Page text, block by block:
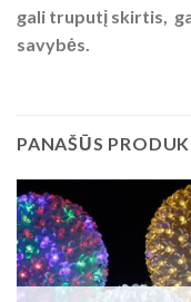
gali truputį skirtis,
savybės.
PANAŠŪS